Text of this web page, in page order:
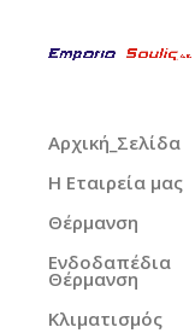
Αρχική_Σελίδα
Η Εταιρεία μας
Θέρμανση
Ενδοδαπέδια
Θέρμανση
Κλιματισμός